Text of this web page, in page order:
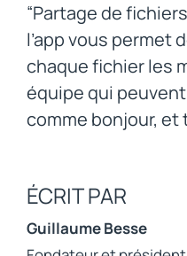
“Partage de
l’app vous permet
chaque fichier les
équipe qui
comme bonjour, et
ÉCRIT PAR
Guillaume Besse